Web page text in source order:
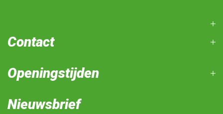
Contact
Openingstijden
Nieuwsbrief